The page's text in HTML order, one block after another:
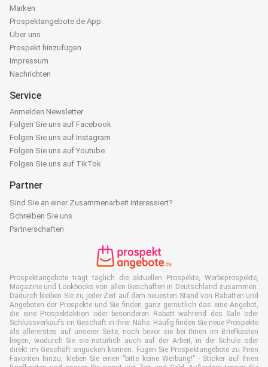
Marken
Prospektangebote.de App
Über uns
Prospekt hinzufügen
Impressum
Nachrichten
Service
Anmelden Newsletter
Folgen Sie uns auf Facebook
Folgen Sie uns auf Instagram
Folgen Sie uns auf Youtube
Folgen Sie uns auf TikTok
Partner
Sind Sie an einer Zusammenarbeit interessiert?
Schreiben Sie uns
Partnerschaften
Prospektangebote trägt täglich die aktuellen Prospekte, Werbeprospekte,
Magazine und Lookbooks von allen Geschäften in Deutschland zusammen.
Dadurch bleiben Sie zu jeder Zeit auf dem neuesten Stand von Rabatten und
Angeboten der Prospekte und Sie finden ganz gemütlich das eine Angebot,
die eine Prospektaktion oder besonderen Rabatt während des Sale oder
Schlussverkaufs im Geschäft in Ihrer Nähe. Häufig finden Sie neue Prospekte
als allererstes auf unserer Seite, noch bevor sie bei Ihnen im Briefkasten
liegen, wodurch Sie sie natürlich auch auf der Arbeit, in der Schule oder
direkt im Geschäft angucken können. Fügen Sie Prospektangebote zu Ihren
Favoriten hinzu, kleben Sie einen "bitte keine Werbung!" - Sticker auf Ihren